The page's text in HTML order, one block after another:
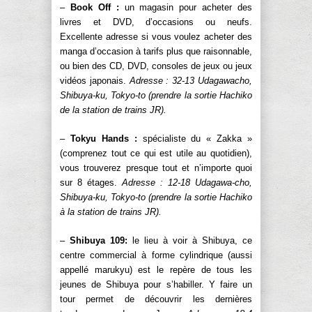
– Book Off : un magasin pour acheter des
livres et DVD, d’occasions ou neufs.
Excellente adresse si vous voulez acheter des
manga d’occasion à tarifs plus que raisonnable,
ou bien des CD, DVD, consoles de jeux ou jeux
vidéos japonais. Adresse : 32-13 Udagawacho,
Shibuya-ku, Tokyo-to (prendre la sortie Hachiko
de la station de trains JR).
– Tokyu Hands : spécialiste du « Zakka »
(comprenez tout ce qui est utile au quotidien),
vous trouverez presque tout et n’importe quoi
sur 8 étages. Adresse : 12-18 Udagawa-cho,
Shibuya-ku, Tokyo-to (prendre la sortie Hachiko
à la station de trains JR).
– Shibuya 109: le lieu à voir à Shibuya, ce
centre commercial à forme cylindrique (aussi
appellé marukyu) est le repère de tous les
jeunes de Shibuya pour s’habiller. Y faire un
tour permet de découvrir les dernières